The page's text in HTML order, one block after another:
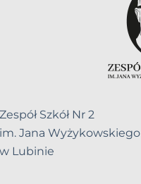
Zespół Szkół Nr 2
im. Jana Wyżykowskiego
w Lubinie